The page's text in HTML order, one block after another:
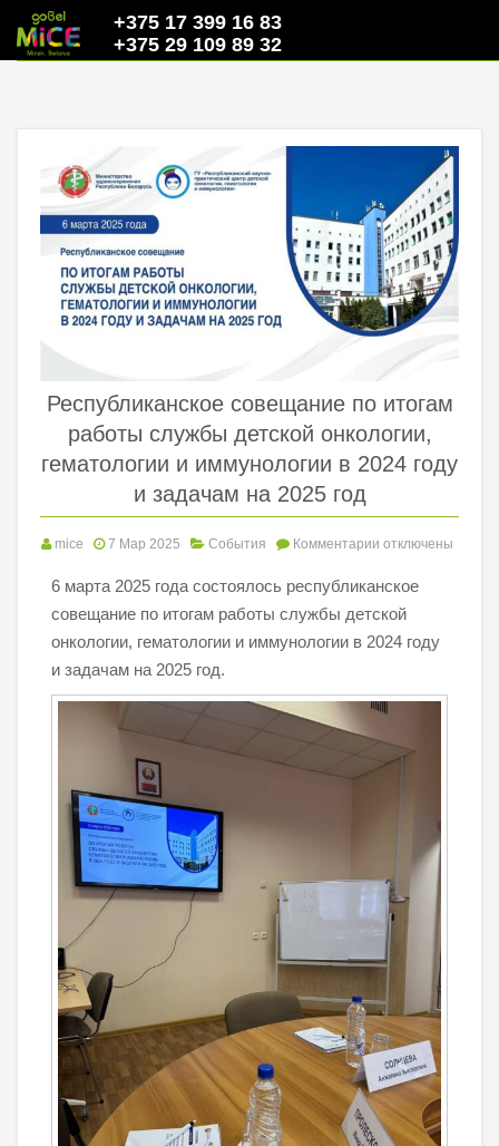
+375 17 399 16 83
+375 29 109 89 32
Республиканское совещание по итогам
работы службы детской онкологии,
гематологии и иммунологии в 2024 году
и задачам на 2025 год
mice 7 Мар 2025 События Комментарии отключены
6 марта 2025 года состоялось республиканское
совещание по итогам работы службы детской
онкологии, гематологии и иммунологии в 2024 году
и задачам на 2025 год.